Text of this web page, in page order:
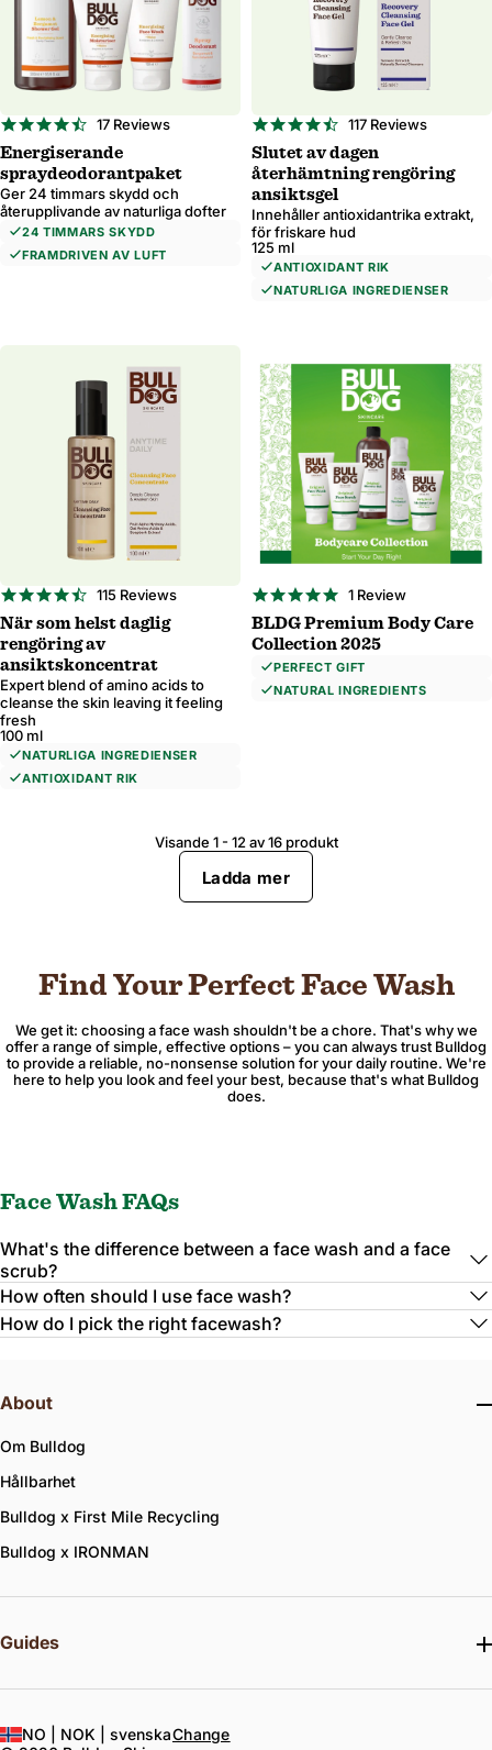
Region & Language
Confirm
Changing where you are shipping to may update currency, shipping
4.4
star
rating
17 Reviews
Energiserande
spraydeodorantpaket
Ger 24 timmars skydd och
återupplivande av naturliga dofter
24 TIMMARS SKYDD
FRAMDRIVEN AV LUFT
4.7
star
rating
117 Reviews
Slutet av dagen
återhämtning rengöring
ansiktsgel
Innehåller antioxidantrika extrakt,
för friskare hud
125 ml
ANTIOXIDANT RIK
NATURLIGA INGREDIENSER
4.6
star
rating
115 Reviews
När som helst daglig
rengöring av
ansiktskoncentrat
Expert blend of amino acids to
cleanse the skin leaving it feeling
fresh
100 ml
NATURLIGA INGREDIENSER
ANTIOXIDANT RIK
5.0
star
rating
1 Review
BLDG Premium Body Care
Collection 2025
PERFECT GIFT
NATURAL INGREDIENTS
Visande 1 - 12 av 16 produkt
Ladda mer
Find Your Perfect Face Wash
We get it: choosing a face wash shouldn't be a chore. That's why we
offer a range of simple, effective options – you can always trust Bulldog
to provide a reliable, no-nonsense solution for your daily routine. We're
here to help you look and feel your best, because that's what Bulldog
does.
Face Wash FAQs
What's the difference between a face wash and a face
scrub?
How often should I use face wash?
How do I pick the right facewash?
About
Om Bulldog
Hållbarhet
Bulldog x First Mile Recycling
Bulldog x IRONMAN
Guides
NO | NOK | svenskaChange